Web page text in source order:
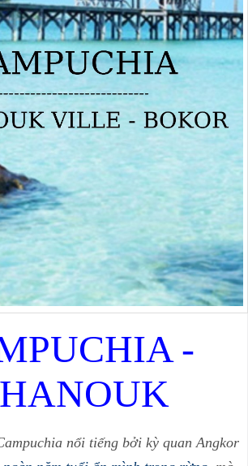
-
nổi tiếng bởi kỳ quan Angkor